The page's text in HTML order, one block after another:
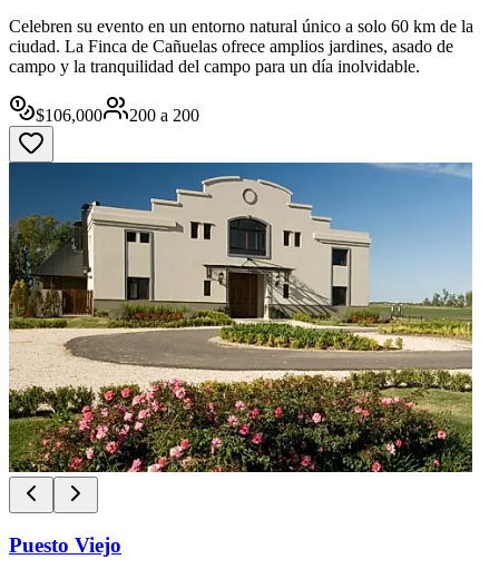
Celebren su evento en un entorno natural único a solo 60 km de la
ciudad. La Finca de Cañuelas ofrece amplios jardines, asado de
campo y la tranquilidad del campo para un día inolvidable.
$106,000 200 a 200
Puesto Viejo